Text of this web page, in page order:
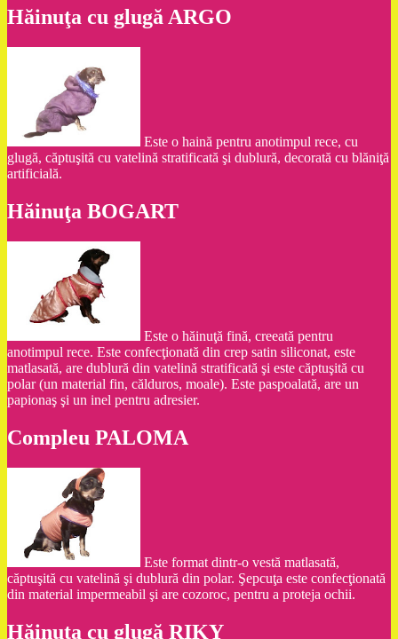
Hăinuţa cu glugă ARGO
Este o haină pentru anotimpul rece, cu
glugă, căptuşită cu vatelină stratificată şi dublură, decorată cu blăniţă
artificială.
Hăinuţa BOGART
Este o hăinuţă fină, creeată pentru
anotimpul rece. Este confecţionată din crep satin siliconat, este
matlasată, are dublură din vatelină stratificată şi este căptuşită cu
polar (un material fin, călduros, moale). Este paspoalată, are un
papionaş şi un inel pentru adresier.
Compleu PALOMA
Este format dintr-o vestă matlasată,
căptuşită cu vatelină şi dublură din polar. Şepcuţa este confecţionată
din material impermeabil şi are cozoroc, pentru a proteja ochii.
Hăinuţa cu glugă RIKY